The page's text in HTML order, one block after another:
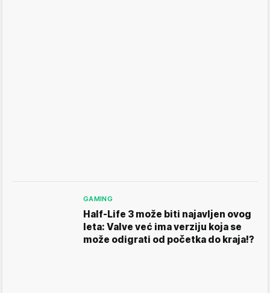
GAMING
Half-Life 3 može biti najavljen ovog
leta: Valve već ima verziju koja se
može odigrati od početka do kraja!?